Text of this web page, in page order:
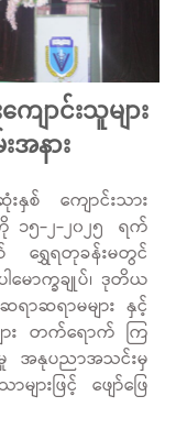
ောင်းသူများ
နား
စ် ကျောင်းသား
၁၅-၂-၂၀၂၅ ရက်
ရွှေရတုခန်းမတွင်
မောက္ခချုပ်၊ ဒုတိယ
ဆရာဆရာမများ နှင့်
ျား တက်ရောက် ကြ
အနုပညာအသင်းမှ
ျားဖြင့် ဖျော်ဖြေ